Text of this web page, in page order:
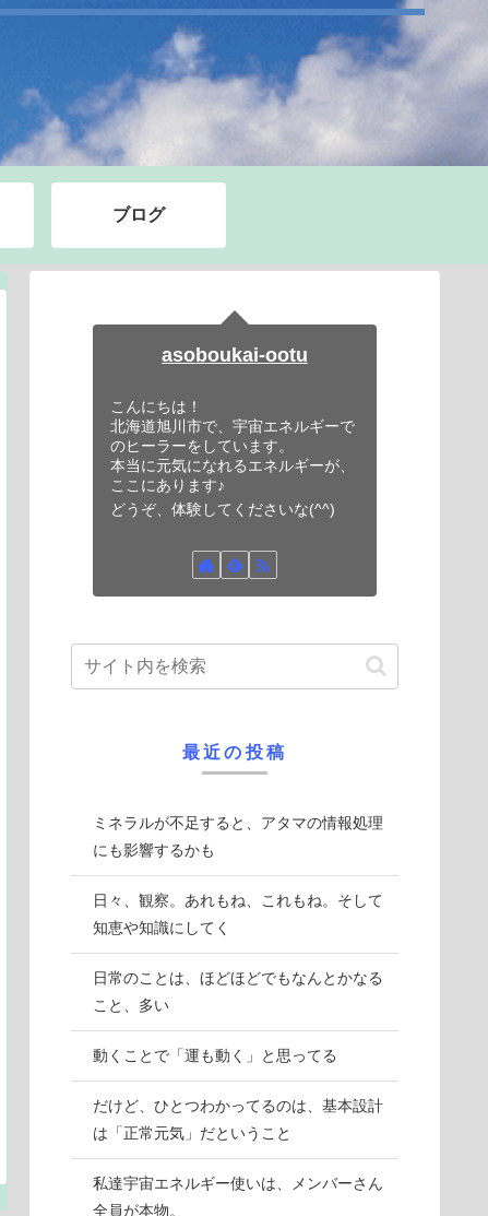
ブログ
asoboukai-ootu
こんにちは！
北海道旭川市で、宇宙エネルギーで
のヒーラーをしています。
本当に元気になれるエネルギーが、
ここにあります♪
どうぞ、体験してくださいな(^^)
最近の投稿
ミネラルが不足すると、アタマの情報処理
にも影響するかも
日々、観察。あれもね、これもね。そして
知恵や知識にしてく
日常のことは、ほどほどでもなんとかなる
こと、多い
動くことで「運も動く」と思ってる
だけど、ひとつわかってるのは、基本設計
は「正常元気」だということ
私達宇宙エネルギー使いは、メンバーさん
全員が本物。